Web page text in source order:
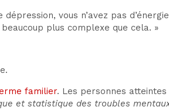
vous n’avez pas
plus complexe que cela. »
familier. Les personnes
et statistique des troubles